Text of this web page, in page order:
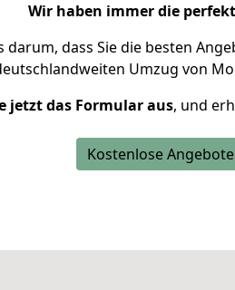
Wir haben immer die
dass Sie die besten
Umzug von
jetzt das Formular aus, und
Kostenlose